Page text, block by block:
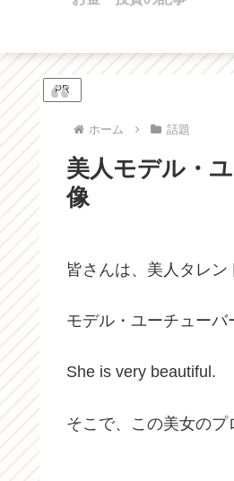
PR
ホーム 話題
美人モデル・
像
皆さんは、美人タレ
モデル・ユーチューバ
She is very beautiful.
そこで、この美女のプ